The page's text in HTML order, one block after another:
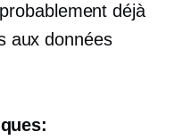
déjà
aux données